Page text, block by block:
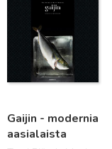
Gaijin - modernia
aasialaista